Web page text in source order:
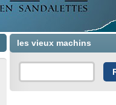
les vieux machins